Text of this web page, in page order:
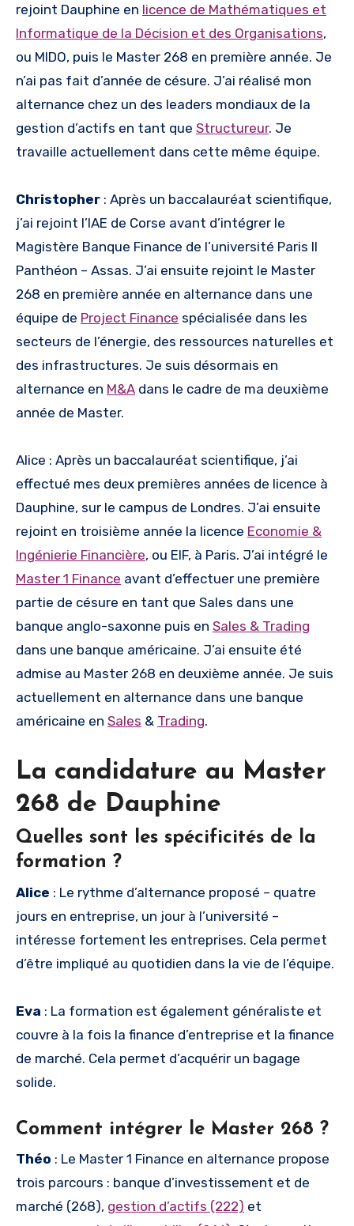
rejoint Dauphine en licence de Mathématiques et
Informatique de la Décision et des Organisations,
ou MIDO, puis le Master 268 en première année. Je
n’ai pas fait d’année de césure. J’ai réalisé mon
alternance chez un des leaders mondiaux de la
gestion d’actifs en tant que Structureur. Je
travaille actuellement dans cette même équipe.
Christopher : Après un baccalauréat scientifique,
j’ai rejoint l’IAE de Corse avant d’intégrer le
Magistère Banque Finance de l’université Paris II
Panthéon – Assas. J’ai ensuite rejoint le Master
268 en première année en alternance dans une
équipe de Project Finance spécialisée dans les
secteurs de l’énergie, des ressources naturelles et
des infrastructures. Je suis désormais en
alternance en M&A dans le cadre de ma deuxième
année de Master.
Alice : Après un baccalauréat scientifique, j’ai
effectué mes deux premières années de licence à
Dauphine, sur le campus de Londres. J’ai ensuite
rejoint en troisième année la licence Economie &
Ingénierie Financière, ou EIF, à Paris. J’ai intégré le
Master 1 Finance avant d’effectuer une première
partie de césure en tant que Sales dans une
banque anglo-saxonne puis en Sales & Trading
dans une banque américaine. J’ai ensuite été
admise au Master 268 en deuxième année. Je suis
actuellement en alternance dans une banque
américaine en Sales & Trading.
La candidature au Master
268 de Dauphine
Quelles sont les spécificités de la
formation ?
Alice : Le rythme d’alternance proposé – quatre
jours en entreprise, un jour à l’université –
intéresse fortement les entreprises. Cela permet
d’être impliqué au quotidien dans la vie de l’équipe.
Eva : La formation est également généraliste et
couvre à la fois la finance d’entreprise et la finance
de marché. Cela permet d’acquérir un bagage
solide.
Comment intégrer le Master 268 ?
Théo : Le Master 1 Finance en alternance propose
trois parcours : banque d’investissement et de
marché (268), gestion d’actifs (222) et